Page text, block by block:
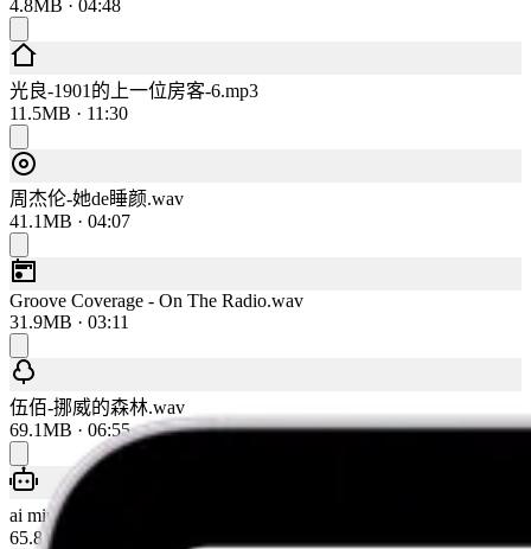
4.8MB · 04:48
光良-1901的上一位房客-6.mp3
11.5MB · 11:30
周杰伦-她de睡颜.wav
41.1MB · 04:07
Groove Coverage - On The Radio.wav
31.9MB · 03:11
伍佰-挪威的森林.wav
69.1MB · 06:55
ai mini - 遇.wav
65.8MB · 06:35